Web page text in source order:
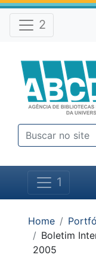
e
Ir para o conteúdo
Ir para o menu [2]
Ir para a busca [3]
2
1
Home
Boletim
2005